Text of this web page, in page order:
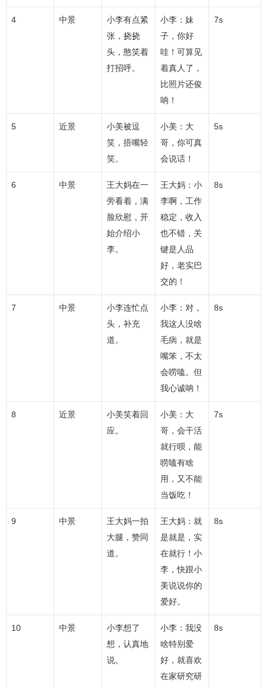
4 中景
小李有点紧
张，挠挠
头，憨笑着
打招呼。
小李：妹
子，你好
哇！可算见
着真人了，
比照片还俊
呐！
7s
5 近景
小美被逗
笑，捂嘴轻
笑。
小美：大
哥，你可真
会说话！
5s
6 中景
王大妈在一
旁看着，满
脸欣慰，开
始介绍小
李。
王大妈：小
李啊，工作
稳定，收入
也不错，关
键是人品
好，老实巴
交的！
8s
7 中景
小李连忙点
头，补充
道。
小李：对，
我这人没啥
毛病，就是
嘴笨，不太
会唠嗑。但
我心诚呐！
8s
8 近景
小美笑着回
应。
小美：大
哥，会干活
就行呗，能
唠嗑有啥
用，又不能
当饭吃！
7s
9 中景
王大妈一拍
大腿，赞同
道。
王大妈：就
是就是，实
在就行！小
李，快跟小
美说说你的
爱好。
8s
10 中景
小李想了
想，认真地
说。
小李：我没
啥特别爱
好，就喜欢
在家研究研
8s